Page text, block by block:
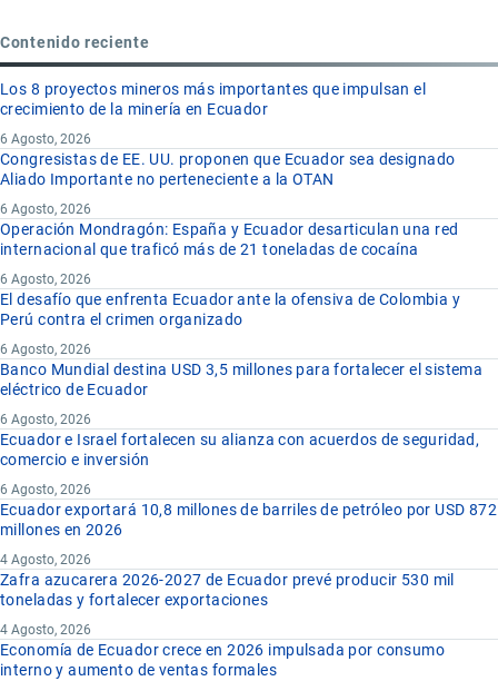
Contenido reciente
Los 8 proyectos mineros más importantes que impulsan el
crecimiento de la minería en Ecuador
6 Agosto, 2026
Congresistas de EE. UU. proponen que Ecuador sea designado
Aliado Importante no perteneciente a la OTAN
6 Agosto, 2026
Operación Mondragón: España y Ecuador desarticulan una red
internacional que traficó más de 21 toneladas de cocaína
6 Agosto, 2026
El desafío que enfrenta Ecuador ante la ofensiva de Colombia y
Perú contra el crimen organizado
6 Agosto, 2026
Banco Mundial destina USD 3,5 millones para fortalecer el sistema
eléctrico de Ecuador
6 Agosto, 2026
Ecuador e Israel fortalecen su alianza con acuerdos de seguridad,
comercio e inversión
6 Agosto, 2026
Ecuador exportará 10,8 millones de barriles de petróleo por USD 872
millones en 2026
4 Agosto, 2026
Zafra azucarera 2026-2027 de Ecuador prevé producir 530 mil
toneladas y fortalecer exportaciones
4 Agosto, 2026
Economía de Ecuador crece en 2026 impulsada por consumo
interno y aumento de ventas formales